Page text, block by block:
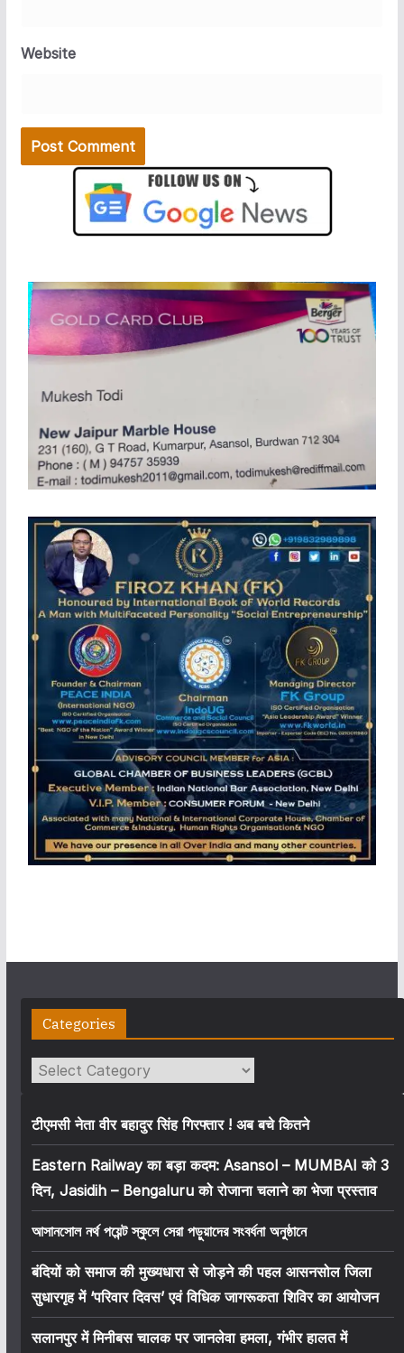
Website
Categories
Categories
टीएमसी नेता वीर बहादुर सिंह गिरफ्तार ! अब बचे कितने
Eastern Railway का बड़ा कदम: Asansol – MUMBAI को 3
दिन, Jasidih – Bengaluru को रोजाना चलाने का भेजा प्रस्ताव
আসানসোল নর্থ পয়েন্ট স্কুলে সেরা পড়ুয়াদের সংবর্ধনা অনুষ্ঠানে
बंदियों को समाज की मुख्यधारा से जोड़ने की पहल आसनसोल जिला
सुधारगृह में ‘परिवार दिवस’ एवं विधिक जागरूकता शिविर का आयोजन
सलानपुर में मिनीबस चालक पर जानलेवा हमला, गंभीर हालत में